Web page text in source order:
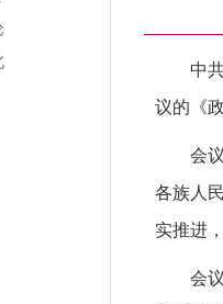
中
议的《
会
各族人
实推进
会